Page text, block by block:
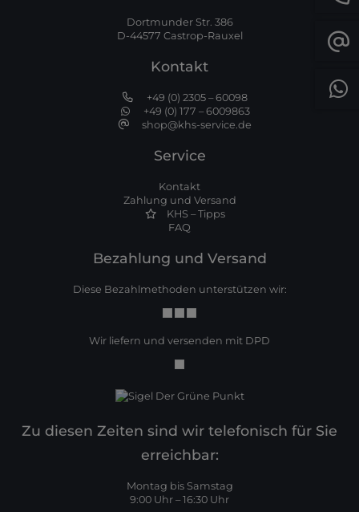
Dortmunder Str. 386
D-44577 Castrop-Rauxel
Kontakt
+49 (0) 2305 – 60098
+49 (0) 177 – 6009863
shop@khs-service.de
Service
Kontakt
Zahlung und Versand
KHS – Tipps
FAQ
Bezahlung und Versand
Diese Bezahlmethoden unterstützen wir:
Wir liefern und versenden mit DPD
Zu diesen Zeiten sind wir telefonisch für Sie
erreichbar:
Montag bis Samstag
9:00 Uhr – 16:30 Uhr